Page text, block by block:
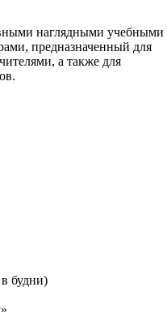
наглядными учебными
предназначенный для
а также для
будни)